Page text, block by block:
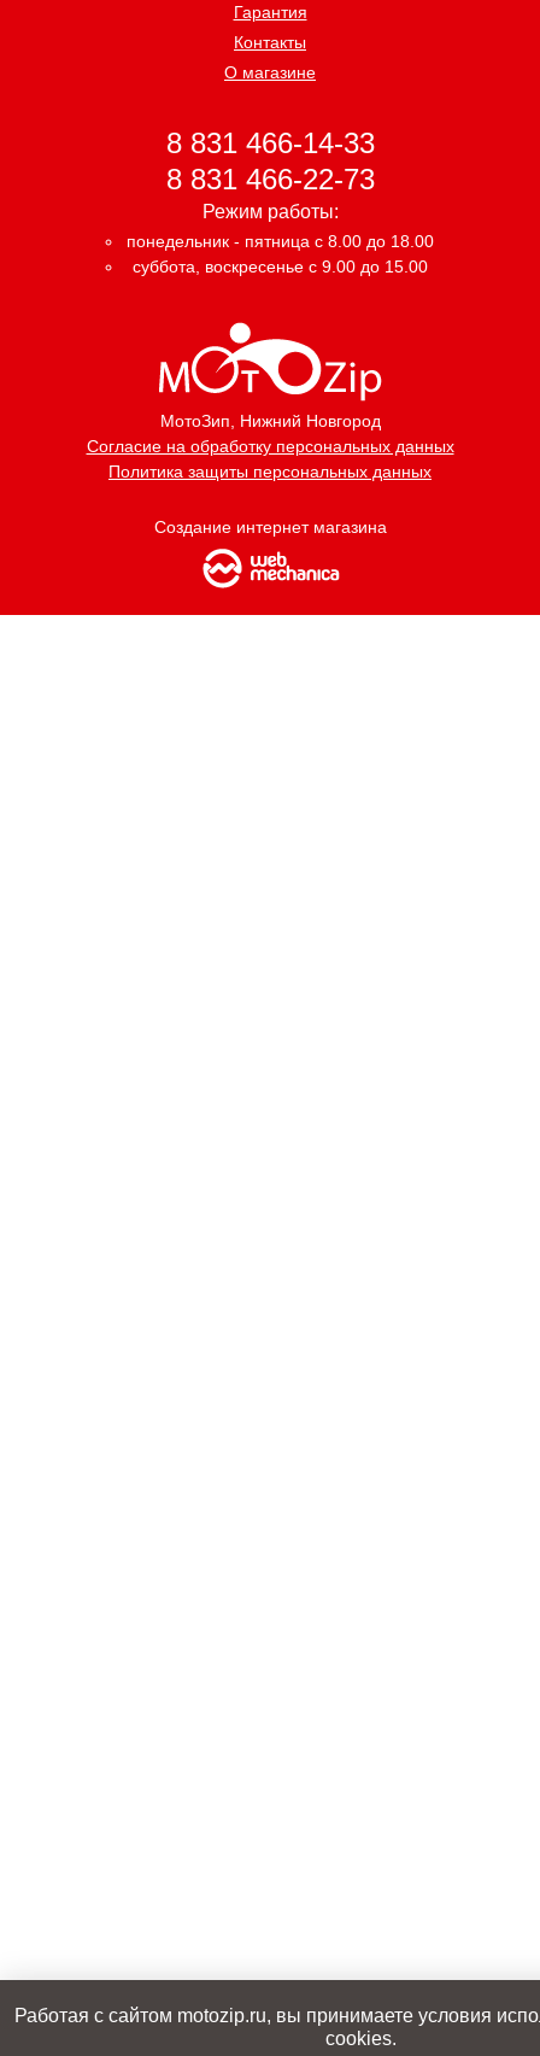
МотоЗип, Нижний Новгород
Согласие на обработку персональных данных
Политика защиты персональных данных
Гарантия
Контакты
О магазине
8 831 466-14-33
8 831 466-22-73
Режим работы:
понедельник - пятница с 8.00 до 18.00
суббота, воскресенье с 9.00 до 15.00
Создание интернет магазина
Работая с сайтом motozip.ru, вы принимаете условия
cookies.